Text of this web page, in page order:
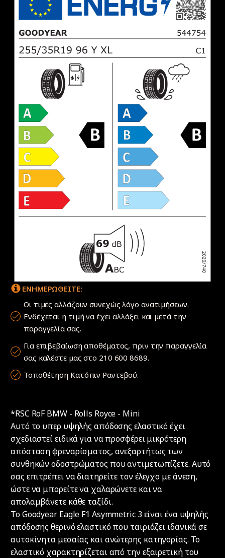
ΕΝΗΜΕΡΩΘΕΙΤΕ:
Οι τιμές αλλάζουν συνεχώς λόγο ανατιμήσεων.
Ενδέχεται η τιμή να έχει αλλάξει και μετά την
παραγγελία σας.
Για επιβεβαίωση αποθέματος, πριν την παραγγελία
σας καλέστε μας στο 210 600 8689.
Τοποθέτηση Κατόπιν Ραντεβού.
*RSC RoF BMW - Rolls Royce - Mini
Αυτό το υπερ υψηλής απόδοσης ελαστικό έχει
σχεδιαστεί ειδικά για να προσφέρει μικρότερη
απόσταση φρεναρίσματος, ανεξαρτήτως των
συνθηκών οδοστρώματος που αντιμετωπίζετε. Αυτό
σας επιτρέπει να διατηρείτε τον έλεγχο με άνεση,
ώστε να μπορείτε να χαλαρώνετε και να
απολαμβάνετε κάθε ταξίδι.
Το Goodyear Eagle F1 Asymmetric 3 είναι ένα υψηλής
απόδοσης θερινό ελαστικό που ταιριάζει ιδανικά σε
αυτοκίνητα μεσαίας και ανώτερης κατηγορίας. Το
ελαστικό χαρακτηρίζεται από την εξαιρετική του